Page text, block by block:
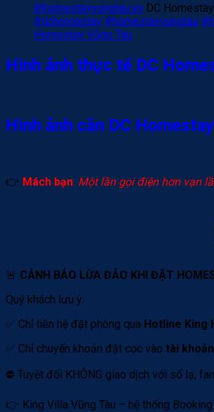
@homestayvungtau.vn DC
#dchomestay #homestayvungtau
Homestay Vũng Tàu
Hình ảnh thực tế DC
Hình ảnh căn DC
👉 Mách bạn: Một lần gọi điện hơn vạn
🚨 CẢNH BÁO LỪA ĐẢO KHI ĐẶT
Quý khách lưu ý:
✅ Chỉ liên hệ đặt phòng qua Hotline King
✅ Chỉ chuyển khoản đặt cọc vào tài
⛔️ Tuyệt đối KHÔNG giao dịch với số lạ,
👉 King Villa Vũng Tàu – hệ thống